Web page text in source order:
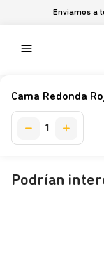
Enviamos a
Cama Redonda
Podrían